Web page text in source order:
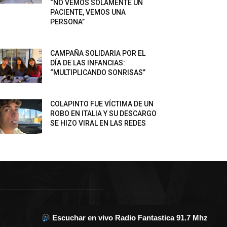
Escuchar en vivo Radio Fantastica 91.7 Mhz
“NO VEMOS SOLAMENTE UN
PACIENTE, VEMOS UNA
PERSONA”
CAMPAÑA SOLIDARIA POR EL
DÍA DE LAS INFANCIAS:
“MULTIPLICANDO SONRISAS”
COLAPINTO FUE VÍCTIMA DE UN
ROBO EN ITALIA Y SU DESCARGO
SE HIZO VIRAL EN LAS REDES